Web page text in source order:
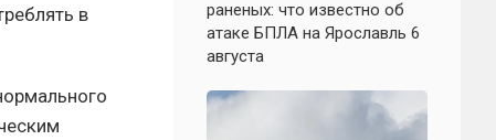
в
раненых: что известно об
атаке БПЛА на Ярославль 6
августа